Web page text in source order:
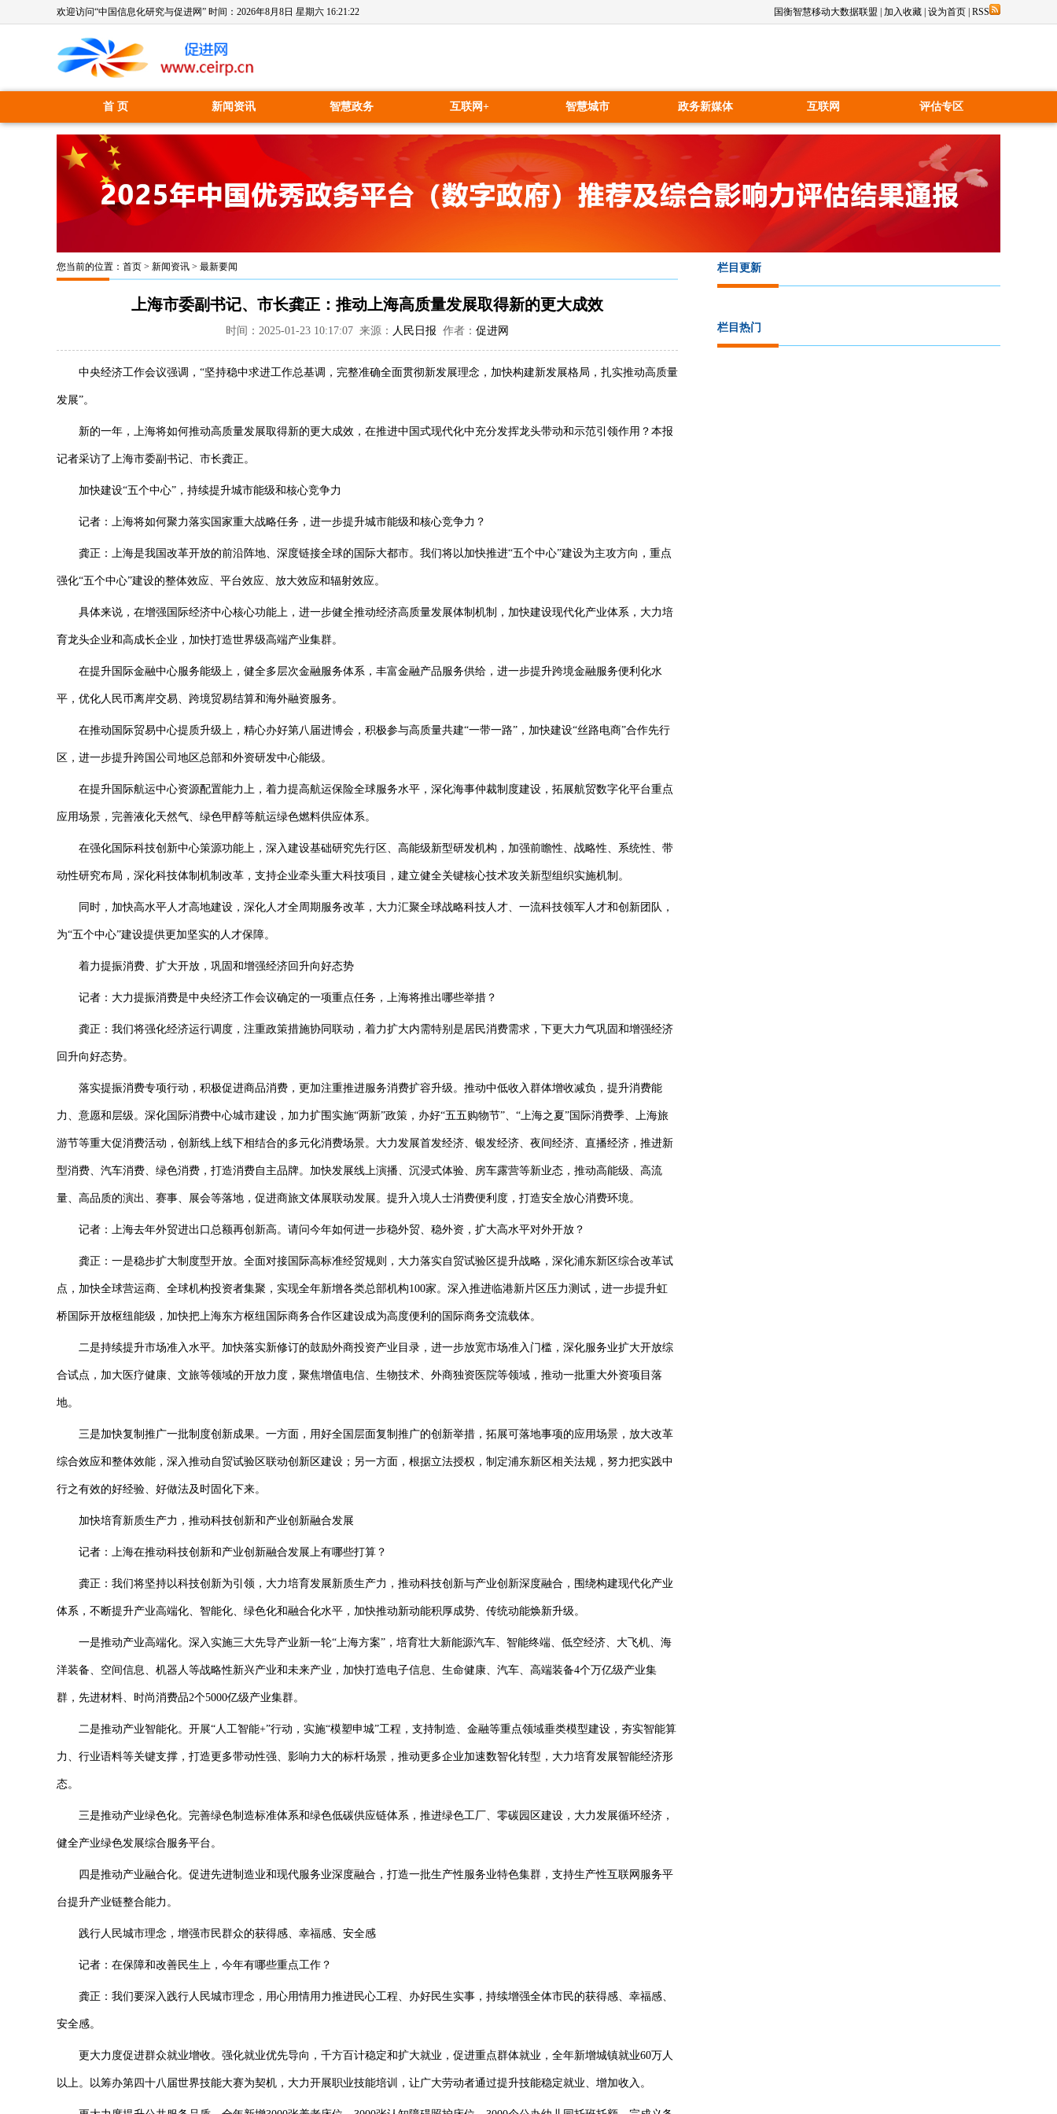
欢迎访问“中国信息化研究与促进网” 时间： 2026年8月8日 星期六 16:21:23 国衡智慧移动大数据联盟 加入收藏 设为首页 RSS
首 页 新闻资讯 智慧政务 互联网+ 智慧城市 政务新媒体 互联网 评估专区
您当前的位置： 首页 > 新闻资讯 > 最新要闻
上海市委副书记、市长龚正：推动上海高质量发展取得新的更大成效
时间：2025-01-23 10:17:07 来源： 人民日报 作者： 促进网
中央经济工作会议强调，“坚持稳中求进工作总基调，完整准确全面贯彻新发展理念，加快构建新发展格局，扎实推动高质量
发展”。
新的一年，上海将如何推动高质量发展取得新的更大成效，在推进中国式现代化中充分发挥龙头带动和示范引领作用？本报
记者采访了上海市委副书记、市长龚正。
加快建设“五个中心”，持续提升城市能级和核心竞争力
记者：上海将如何聚力落实国家重大战略任务，进一步提升城市能级和核心竞争力？
龚正：上海是我国改革开放的前沿阵地、深度链接全球的国际大都市。我们将以加快推进“五个中心”建设为主攻方向，重点
强化“五个中心”建设的整体效应、平台效应、放大效应和辐射效应。
具体来说，在增强国际经济中心核心功能上，进一步健全推动经济高质量发展体制机制，加快建设现代化产业体系，大力培
育龙头企业和高成长企业，加快打造世界级高端产业集群。
在提升国际金融中心服务能级上，健全多层次金融服务体系，丰富金融产品服务供给，进一步提升跨境金融服务便利化水
平，优化人民币离岸交易、跨境贸易结算和海外融资服务。
在推动国际贸易中心提质升级上，精心办好第八届进博会，积极参与高质量共建“一带一路”，加快建设“丝路电商”合作先行
区，进一步提升跨国公司地区总部和外资研发中心能级。
在提升国际航运中心资源配置能力上，着力提高航运保险全球服务水平，深化海事仲裁制度建设，拓展航贸数字化平台重点
应用场景，完善液化天然气、绿色甲醇等航运绿色燃料供应体系。
在强化国际科技创新中心策源功能上，深入建设基础研究先行区、高能级新型研发机构，加强前瞻性、战略性、系统性、带
动性研究布局，深化科技体制机制改革，支持企业牵头重大科技项目，建立健全关键核心技术攻关新型组织实施机制。
同时，加快高水平人才高地建设，深化人才全周期服务改革，大力汇聚全球战略科技人才、一流科技领军人才和创新团队，
为“五个中心”建设提供更加坚实的人才保障。
着力提振消费、扩大开放，巩固和增强经济回升向好态势
记者：大力提振消费是中央经济工作会议确定的一项重点任务，上海将推出哪些举措？
龚正：我们将强化经济运行调度，注重政策措施协同联动，着力扩大内需特别是居民消费需求，下更大力气巩固和增强经济
回升向好态势。
落实提振消费专项行动，积极促进商品消费，更加注重推进服务消费扩容升级。推动中低收入群体增收减负，提升消费能
力、意愿和层级。深化国际消费中心城市建设，加力扩围实施“两新”政策，办好“五五购物节”、“上海之夏”国际消费季、上海旅
游节等重大促消费活动，创新线上线下相结合的多元化消费场景。大力发展首发经济、银发经济、夜间经济、直播经济，推进新
型消费、汽车消费、绿色消费，打造消费自主品牌。加快发展线上演播、沉浸式体验、房车露营等新业态，推动高能级、高流
量、高品质的演出、赛事、展会等落地，促进商旅文体展联动发展。提升入境人士消费便利度，打造安全放心消费环境。
记者：上海去年外贸进出口总额再创新高。请问今年如何进一步稳外贸、稳外资，扩大高水平对外开放？
龚正：一是稳步扩大制度型开放。全面对接国际高标准经贸规则，大力落实自贸试验区提升战略，深化浦东新区综合改革试
点，加快全球营运商、全球机构投资者集聚，实现全年新增各类总部机构100家。深入推进临港新片区压力测试，进一步提升虹
桥国际开放枢纽能级，加快把上海东方枢纽国际商务合作区建设成为高度便利的国际商务交流载体。
二是持续提升市场准入水平。加快落实新修订的鼓励外商投资产业目录，进一步放宽市场准入门槛，深化服务业扩大开放综
合试点，加大医疗健康、文旅等领域的开放力度，聚焦增值电信、生物技术、外商独资医院等领域，推动一批重大外资项目落
地。
三是加快复制推广一批制度创新成果。一方面，用好全国层面复制推广的创新举措，拓展可落地事项的应用场景，放大改革
综合效应和整体效能，深入推动自贸试验区联动创新区建设；另一方面，根据立法授权，制定浦东新区相关法规，努力把实践中
行之有效的好经验、好做法及时固化下来。
加快培育新质生产力，推动科技创新和产业创新融合发展
记者：上海在推动科技创新和产业创新融合发展上有哪些打算？
龚正：我们将坚持以科技创新为引领，大力培育发展新质生产力，推动科技创新与产业创新深度融合，围绕构建现代化产业
体系，不断提升产业高端化、智能化、绿色化和融合化水平，加快推动新动能积厚成势、传统动能焕新升级。
一是推动产业高端化。深入实施三大先导产业新一轮“上海方案”，培育壮大新能源汽车、智能终端、低空经济、大飞机、海
洋装备、空间信息、机器人等战略性新兴产业和未来产业，加快打造电子信息、生命健康、汽车、高端装备4个万亿级产业集
群，先进材料、时尚消费品2个5000亿级产业集群。
二是推动产业智能化。开展“人工智能+”行动，实施“模塑申城”工程，支持制造、金融等重点领域垂类模型建设，夯实智能算
力、行业语料等关键支撑，打造更多带动性强、影响力大的标杆场景，推动更多企业加速数智化转型，大力培育发展智能经济形
态。
三是推动产业绿色化。完善绿色制造标准体系和绿色低碳供应链体系，推进绿色工厂、零碳园区建设，大力发展循环经济，
健全产业绿色发展综合服务平台。
四是推动产业融合化。促进先进制造业和现代服务业深度融合，打造一批生产性服务业特色集群，支持生产性互联网服务平
台提升产业链整合能力。
践行人民城市理念，增强市民群众的获得感、幸福感、安全感
记者：在保障和改善民生上，今年有哪些重点工作？
龚正：我们要深入践行人民城市理念，用心用情用力推进民心工程、办好民生实事，持续增强全体市民的获得感、幸福感、
安全感。
更大力度促进群众就业增收。强化就业优先导向，千方百计稳定和扩大就业，促进重点群体就业，全年新增城镇就业60万人
以上。以筹办第四十八届世界技能大赛为契机，大力开展职业技能培训，让广大劳动者通过提升技能稳定就业、增加收入。
栏目更新
栏目热门